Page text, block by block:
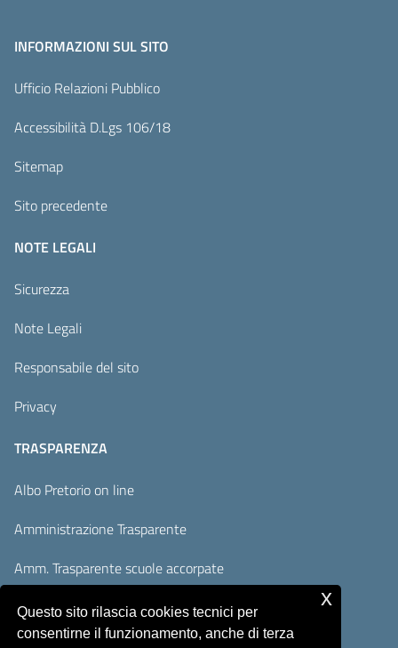
INFORMAZIONI SUL SITO
Ufficio Relazioni Pubblico
Accessibilità D.Lgs 106/18
Sitemap
Sito precedente
NOTE LEGALI
Sicurezza
Note Legali
Responsabile del sito
Privacy
TRASPARENZA
Albo Pretorio on line
Amministrazione Trasparente
Amm. Trasparente scuole accorpate
Adempimenti AVCP / ANAC
Questo sito rilascia cookies tecnici per
consentirne il funzionamento, anche di terza
x